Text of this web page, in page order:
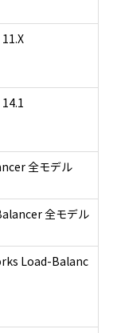
全モデル
全モデル
Load-Balanc